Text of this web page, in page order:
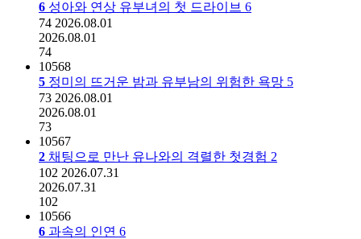
6 성아와 연상 유부녀의 첫 드라이브 6
74 2026.08.01
2026.08.01
74
10568
5 정미의 뜨거운 밤과 유부남의 위험한 욕망 5
73 2026.08.01
2026.08.01
73
10567
2 채팅으로 만난 유나와의 격렬한 첫경험 2
102 2026.07.31
2026.07.31
102
10566
6 과속의 인연 6